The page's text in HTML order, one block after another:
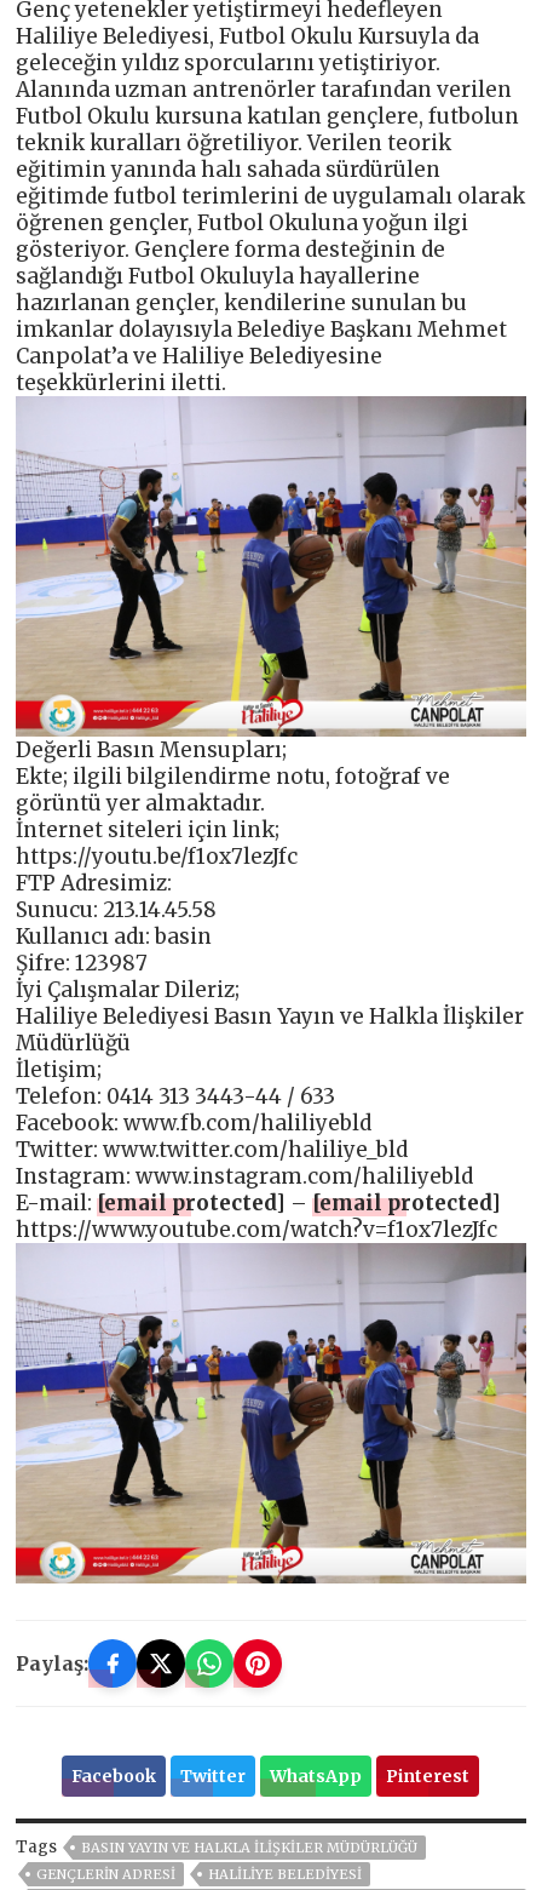
Genç yetenekler yetiştirmeyi hedefleyen
Haliliye Belediyesi, Futbol Okulu Kursuyla da
geleceğin yıldız sporcularını yetiştiriyor.
Alanında uzman antrenörler tarafından verilen
Futbol Okulu kursuna katılan gençlere, futbolun
teknik kuralları öğretiliyor. Verilen teorik
eğitimin yanında halı sahada sürdürülen
eğitimde futbol terimlerini de uygulamalı olarak
öğrenen gençler, Futbol Okuluna yoğun ilgi
gösteriyor. Gençlere forma desteğinin de
sağlandığı Futbol Okuluyla hayallerine
hazırlanan gençler, kendilerine sunulan bu
imkanlar dolayısıyla Belediye Başkanı Mehmet
Canpolat’a ve Haliliye Belediyesine
teşekkürlerini iletti.
Değerli Basın Mensupları;
Ekte; ilgili bilgilendirme notu, fotoğraf ve
görüntü yer almaktadır.
İnternet siteleri için link;
https://youtu.be/f1ox7lezJfc
FTP Adresimiz:
Sunucu: 213.14.45.58
Kullanıcı adı: basin
Şifre: 123987
İyi Çalışmalar Dileriz;
Haliliye Belediyesi Basın Yayın ve Halkla İlişkiler
Müdürlüğü
İletişim;
Telefon: 0414 313 3443-44 / 633
Facebook: www.fb.com/haliliyebld
Twitter: www.twitter.com/haliliye_bld
Instagram: www.instagram.com/haliliyebld
E-mail:[email protected] –[email protected]
https://www.youtube.com/watch?v=f1ox7lezJfc
Paylaş:
Facebook Twitter WhatsApp Pinterest
Tags
BASIN YAYIN VE HALKLA İLIŞKILER MÜDÜRLÜĞÜ
GENÇLERİN ADRESİ
HALİLİYE BELEDİYESİ